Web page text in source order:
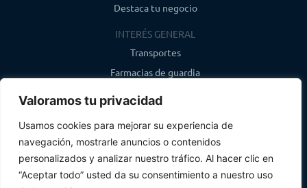
Valoramos tu privacidad
Usamos cookies para mejorar su experiencia de
navegación, mostrarle anuncios o contenidos
personalizados y analizar nuestro tráfico. Al hacer clic en
“Aceptar todo” usted da su consentimiento a nuestro uso
Destaca tu negocio
INTERÉS GENERAL
Transportes
Farmacias de guardia
CONTACTO
info@infosegovia.com